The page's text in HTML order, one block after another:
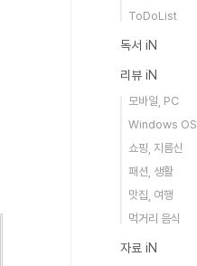
ToDoList
독서 iN
리뷰 iN
모바일, PC
Windows OS
쇼핑, 지름신
패션, 생활
맛집, 여행
먹거리 음식
자료 iN